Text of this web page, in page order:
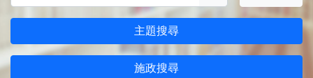
主題搜尋
施政搜尋